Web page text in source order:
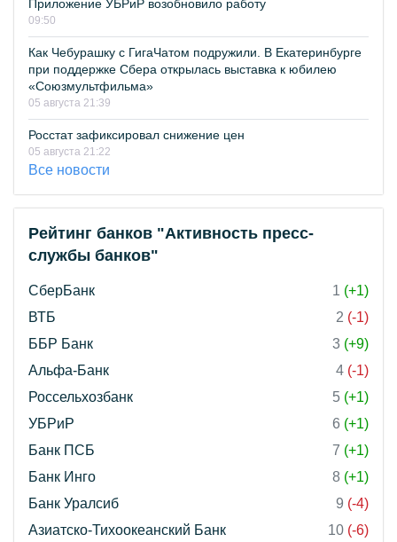
Приложение УБРиР возобновило работу
09:50
Как Чебурашку с ГигаЧатом подружили. В Екатеринбурге
при поддержке Сбера открылась выставка к юбилею
«Союзмультфильма»
05 августа 21:39
Росстат зафиксировал снижение цен
05 августа 21:22
Все новости
Рейтинг банков "Активность пресс-
службы банков"
СберБанк 1 (+1)
ВТБ
2 (-1)
ББР Банк
3 (+9)
Альфа-Банк
4 (-1)
Россельхозбанк
5 (+1)
УБРиР
6 (+1)
Банк ПСБ
7 (+1)
Банк Инго
8 (+1)
Банк Уралсиб
9 (-4)
Азиатско-Тихоокеанский Банк
10 (-6)